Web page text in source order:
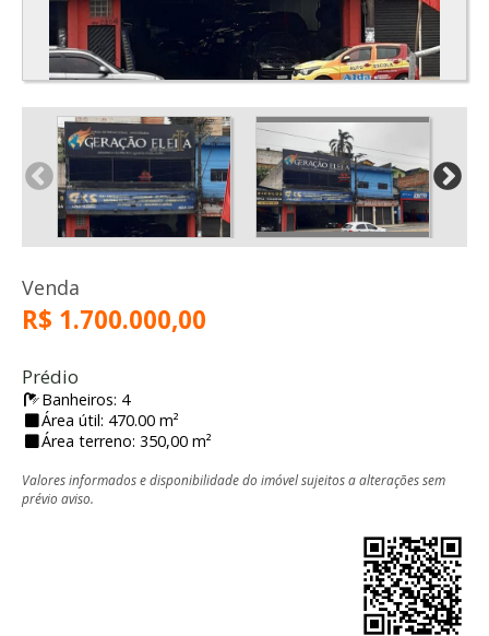
Venda
R$ 1.700.000,00
Prédio
Banheiros: 4
Área útil: 470.00 m²
Área terreno: 350,00 m²
Valores informados e disponibilidade do imóvel sujeitos a alterações sem
prévio aviso.